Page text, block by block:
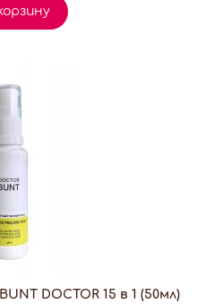
DOCTOR 15 в 1 (50мл)